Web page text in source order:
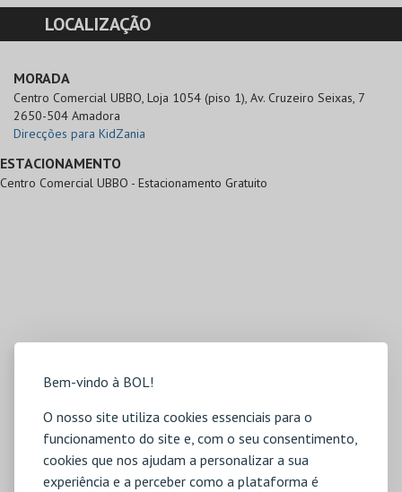
Bem-vindo à BOL!
O nosso site utiliza cookies essenciais para o
funcionamento do site e, com o seu consentimento,
cookies que nos ajudam a personalizar a sua
experiência e a perceber como a plataforma é
LOCALIZAÇÃO
MORADA
Centro Comercial UBBO, Loja 1054 (piso 1), Av. Cruzeiro Seixas, 7
2650-504 Amadora
Direcções para KidZania
ESTACIONAMENTO
Centro Comercial UBBO - Estacionamento Gratuito